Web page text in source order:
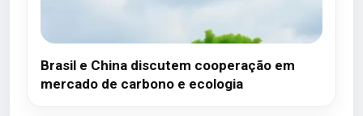
Brasil e China discutem cooperação em
mercado de carbono e ecologia